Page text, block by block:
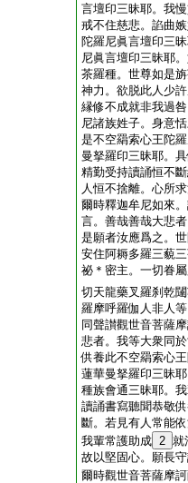
言壇印三昧耶。我
戒不住慈悲。諂曲
陀羅尼眞言壇印三
尼眞言壇印三昧耶
茶羅種。世尊如是
神力。欲脱此人少
縁修不成就非我過
尼諸族姓子。身意
是不空羂索心王陀
曼拏羅印三昧耶。
精勤受持讀誦恒不
人恒不捨離。心所
爾時釋迦牟尼如來
言。善哉善哉大悲
是願者汝應爲之。
安住阿耨多羅三藐
祕＊密主。一切眷
切天龍藥叉羅刹乾
羅摩呼羅伽人非人
同聲讃觀世音菩薩
悲者。我等大衆同
供養此不空羂索心
蓮華曼拏羅印三昧
種族會通三昧耶。
讀誦書寫聽聞恭敬
斷。若見有人常能
我輩常護助成 2 就
故以堅固心。願長
爾時觀世音菩薩摩